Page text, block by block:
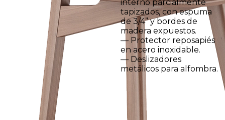
interno parcialmente
tapizados, con espuma
de 3/4” y bordes de
madera expuestos.
— Protector reposapiés
en acero inoxidable.
— Deslizadores
metálicos para alfombra.